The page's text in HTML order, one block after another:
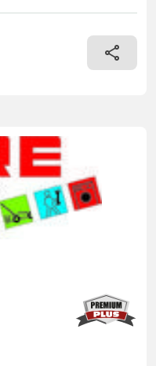
- Alu-Wände - 1500kg